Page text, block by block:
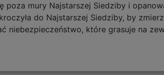
poza mury Najstarszej Siedziby i
do Najstarszej Siedziby, by
niebezpieczeństwo, które grasuje na